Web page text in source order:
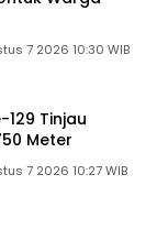
7 2026 10:30 WIB
129 Tinjau
Meter
7 2026 10:27 WIB